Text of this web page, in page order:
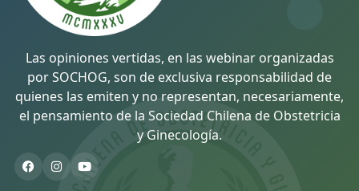
Las opiniones vertidas, en las webinar organizadas
por SOCHOG, son de exclusiva responsabilidad de
quienes las emiten y no representan, necesariamente,
el pensamiento de la Sociedad Chilena de Obstetricia
y Ginecología.